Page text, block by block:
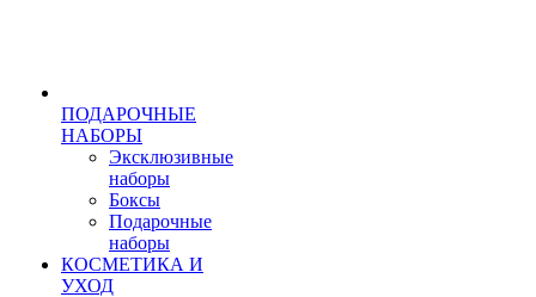
ПОДАРОЧНЫЕ
НАБОРЫ
Эксклюзивные
наборы
Боксы
Подарочные
наборы
КОСМЕТИКА И
УХОД